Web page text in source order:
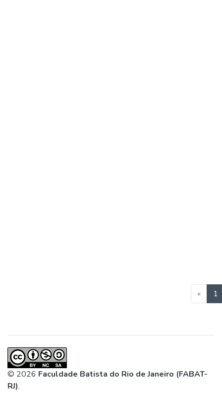
« 1
© 2026 Faculdade Batista do Rio de Janeiro (FABAT-
RJ).